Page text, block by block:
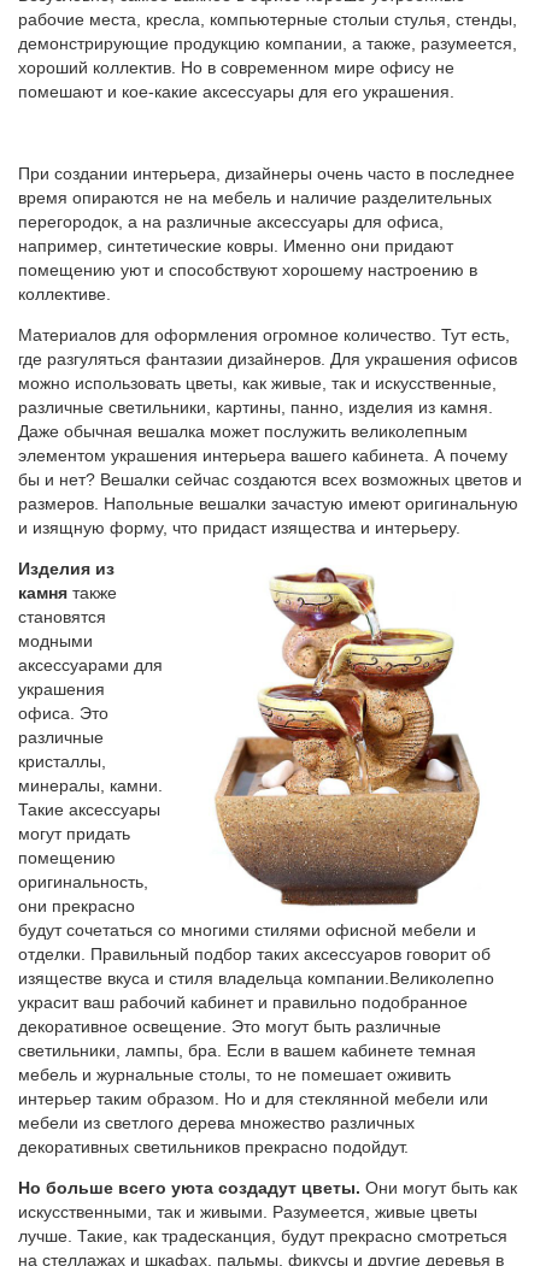
рабочие места, кресла, компьютерные столыи стулья, стенды,
демонстрирующие продукцию компании, а также, разумеется,
хороший коллектив. Но в современном мире офису не
помешают и кое-какие аксессуары для его украшения.
При создании интерьера, дизайнеры очень часто в последнее
время опираются не на мебель и наличие разделительных
перегородок, а на различные аксессуары для офиса,
например, синтетические ковры. Именно они придают
помещению уют и способствуют хорошему настроению в
коллективе.
Материалов для оформления огромное количество. Тут есть,
где разгуляться фантазии дизайнеров. Для украшения офисов
можно использовать цветы, как живые, так и искусственные,
различные светильники, картины, панно, изделия из камня.
Даже обычная вешалка может послужить великолепным
элементом украшения интерьера вашего кабинета. А почему
бы и нет? Вешалки сейчас создаются всех возможных цветов и
размеров. Напольные вешалки зачастую имеют оригинальную
и изящную форму, что придаст изящества и интерьеру.
Изделия из
камня также
становятся
модными
аксессуарами для
украшения
офиса. Это
различные
кристаллы,
минералы, камни.
Такие аксессуары
могут придать
помещению
оригинальность,
они прекрасно
будут сочетаться со многими стилями офисной мебели и
отделки. Правильный подбор таких аксессуаров говорит об
изяществе вкуса и стиля владельца компании.Великолепно
украсит ваш рабочий кабинет и правильно подобранное
декоративное освещение. Это могут быть различные
светильники, лампы, бра. Если в вашем кабинете темная
мебель и журнальные столы, то не помешает оживить
интерьер таким образом. Но и для стеклянной мебели или
мебели из светлого дерева множество различных
декоративных светильников прекрасно подойдут.
Но больше всего уюта создадут цветы. Они могут быть как
искусственными, так и живыми. Разумеется, живые цветы
лучше. Такие, как традесканция, будут прекрасно смотреться
на стеллажах и шкафах, пальмы, фикусы и другие деревья в